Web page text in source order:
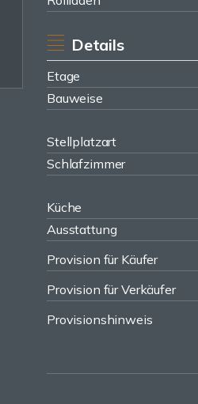
Details
Etage
Bauweise
Stellplatzart
Schlafzimmer
Küche
Ausstattung
Provision für Käufer
Provision für Verkäufer
Provisionshinweis